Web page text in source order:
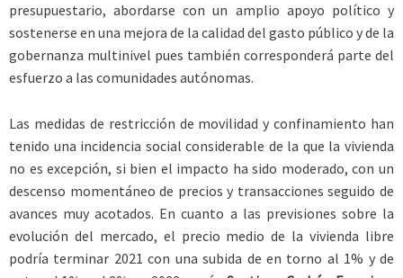
presupuestario, abordarse con un amplio apoyo político y
sostenerse en una mejora de la calidad del gasto público y de la
gobernanza multinivel pues también corresponderá parte del
esfuerzo a las comunidades autónomas.
Las medidas de restricción de movilidad y confinamiento han
tenido una incidencia social considerable de la que la vivienda
no es excepción, si bien el impacto ha sido moderado, con un
descenso momentáneo de precios y transacciones seguido de
avances muy acotados. En cuanto a las previsiones sobre la
evolución del mercado, el precio medio de la vivienda libre
podría terminar 2021 con una subida de en torno al 1% y de